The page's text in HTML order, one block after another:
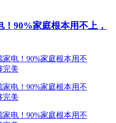
90%家庭根本用不上，